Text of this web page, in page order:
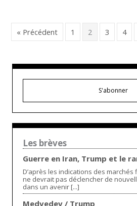
« Précédent 1 2 3 4
S'abonner
Les brèves
Guerre en Iran, Trump et le
D’après les indications des marchés
ne devrait pas déclencher de
dans un avenir [...]
Medvedev / Trump